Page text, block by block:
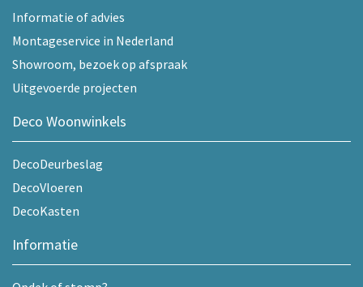
Informatie of advies
Montageservice in Nederland
Showroom, bezoek op afspraak
Uitgevoerde projecten
Deco Woonwinkels
DecoDeurbeslag
DecoVloeren
DecoKasten
Informatie